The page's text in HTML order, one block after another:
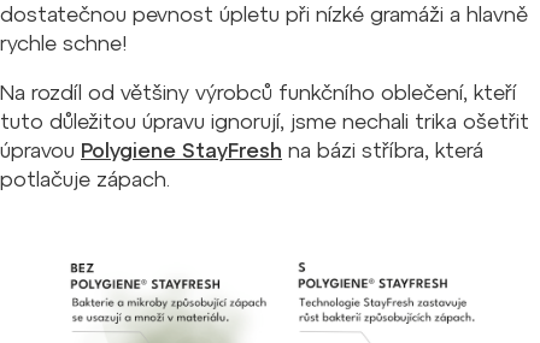
dostatečnou pevnost úpletu při nízké gramáži a hlavně
rychle schne!
Na rozdíl od většiny výrobců funkčního oblečení, kteří
tuto důležitou úpravu ignorují, jsme nechali trika ošetřit
úpravou Polygiene StayFresh na bázi stříbra, která
potlačuje zápach.